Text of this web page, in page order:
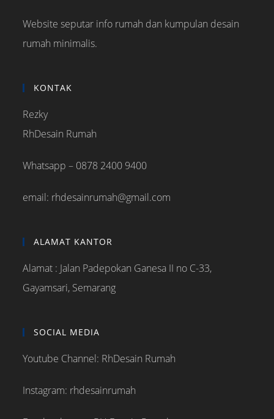
Website seputar info rumah dan kumpulan desain
rumah minimalis.
KONTAK
Rezky
RhDesain Rumah
Whatsapp – 0878 2400 9400
email: rhdesainrumah@gmail.com
ALAMAT KANTOR
Alamat : Jalan Padepokan Ganesa II no C-33,
Gayamsari, Semarang
SOCIAL MEDIA
Youtube Channel: RhDesain Rumah
Instagram: rhdesainrumah